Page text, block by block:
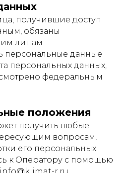
получившие доступ
обязаны
лицам
персональные данные
персональных данных,
федеральным
положения
получить любые
вопросам,
его персональных
к Оператору с помощью